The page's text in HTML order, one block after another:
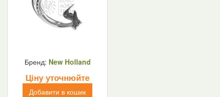
Бренд: New Holland
Ціну уточнюйте
Добавити в кошик